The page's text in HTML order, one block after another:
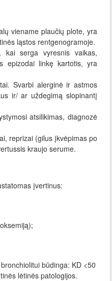
viename plaučių plote, yra
ląstos rentgenogramoje.
kai serga vyresnis vaikas,
epizodai linkę kartotis, yra
Svarbi alerginė ir astmos
ir/ ar uždegimą slopinantį
atsilikimas, diagnozė
reprizai (gilus įkvėpimas po
kraujo serume.
įvertinus:
būdinga: KD <50
lėtinės patologijos.